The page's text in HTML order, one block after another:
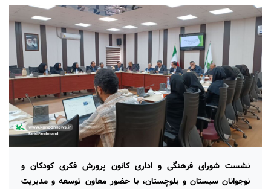
نشست شورای فرهنگی و اداری کانون پرورش فکری کودکان و
نوجوانان سیستان و بلوچستان، با حضور معاون توسعه و مدیریت